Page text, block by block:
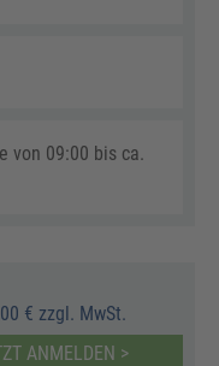
von 09:00 bis ca.
€ zzgl. MwSt.
ANMELDEN >